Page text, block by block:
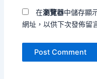
在瀏覽器中儲存顯
網址，以供下次發佈留